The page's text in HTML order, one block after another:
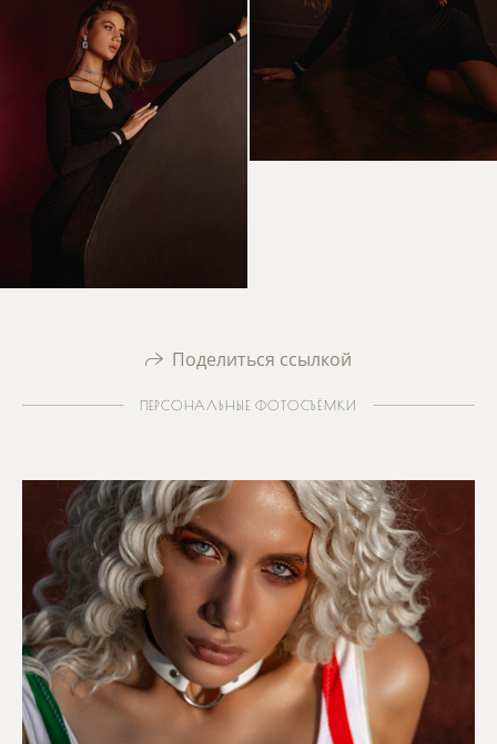
Поделиться ссылкой
ПЕРСОНАЛЬНЫЕ ФОТОСЪЁМКИ